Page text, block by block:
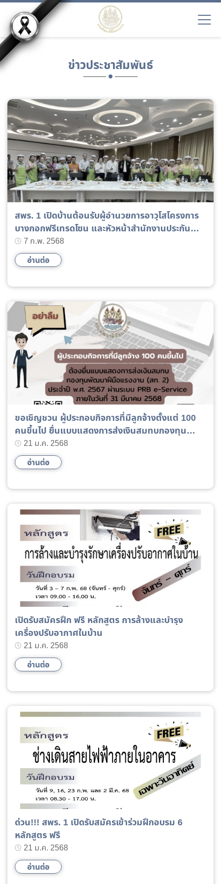
ข่าวประชาสัมพันธ์
สพร. 1 เปิดบ้านต้อนรับผู้อำนวยการอาวุโสโครงการ
บางกอกฟรีเทรดโซน และหัวหน้าสำนักงานประกัน
สังคม สาขาบางเสาธง พร้อมเจ้าหน้าที่ เยี่ยมชมและ
รับบริการจากผู้รับการฝึกอบรมหลักสูตรยกระดับ?
ฝีมือ สาขาอาหาร?ไทยประยุกต์
7 ก.พ. 2568
อ่านต่อ
ขอเชิญชวน ผู้ประกอบกิจการที่มีลูกจ้างตั้งแต่ 100
คนขึ้นไป ยื่นแบบแสดงการส่งเงินสมทบกองทุน
พัฒนาฝีมือแรงงาน (สท. 2) ประจำปี 2567
21 ม.ค. 2568
อ่านต่อ
เปิดรับสมัครฝึก ฟรี หลักสูตร การล้างและบำรุง
เครื่องปรับอากาศในบ้าน
21 ม.ค. 2568
อ่านต่อ
ด่วน!!! สพร. 1 เปิดรับสมัครเข้าร่วมฝึกอบรม 6
หลักสูตร ฟรี
21 ม.ค. 2568
อ่านต่อ